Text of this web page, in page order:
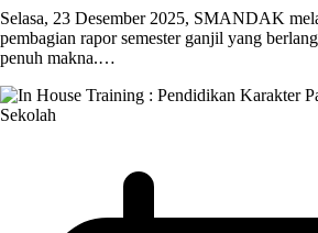
Selasa, 23 Desember 2025, SMANDAK
pembagian rapor semester ganjil yang
penuh makna.…
Sekolah